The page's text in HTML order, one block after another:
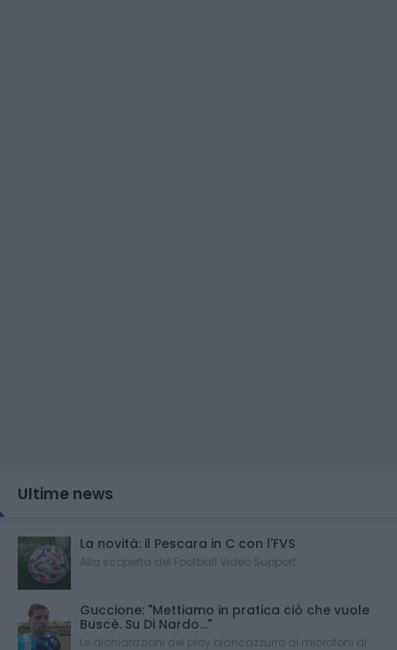
Ultime news
La novità: il Pescara in C con l'FVS
Alla scoperta del Football Video Support
Guccione: "Mettiamo in pratica ciò che vuole
Buscè. Su Di Nardo..."
Le dichiarazioni del play biancazzurro ai microfoni di